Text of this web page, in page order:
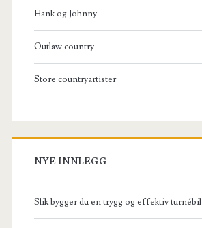
Hank og Johnny
Outlaw country
Store countryartister
NYE INNLEGG
Slik bygger du en trygg og effektiv turnébil